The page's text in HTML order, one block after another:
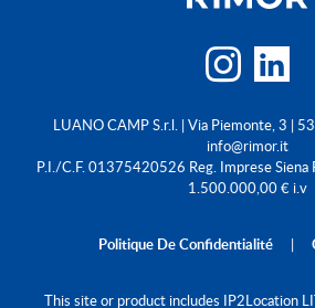
LUANO CAMP S.r.l. | Via Piemonte, 3 |
info@rimor.it
P.I./C.F. 01375420526 Reg. Imprese Siena
1.500.000,00 € i.v
Politique De Confidentialité |
This site or product includes IP2Location